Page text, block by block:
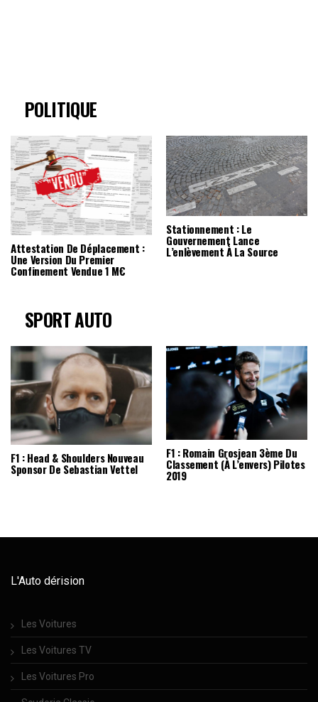
POLITIQUE
Attestation De Déplacement :
Une Version Du Premier
Confinement Vendue 1 M€
Stationnement : Le
Gouvernement Lance
L’enlèvement À La Source
SPORT AUTO
F1 : Head & Shoulders Nouveau
Sponsor De Sebastian Vettel
F1 : Romain Grosjean 3ème Du
Classement (à L’envers) Pilotes
2019
L'Auto dérision
Les Voitures
Les Voitures TV
Les Voitures Pro